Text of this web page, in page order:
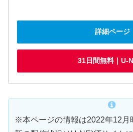
詳細ページ
31日間無料｜U-
※本ページの情報は2022年12月